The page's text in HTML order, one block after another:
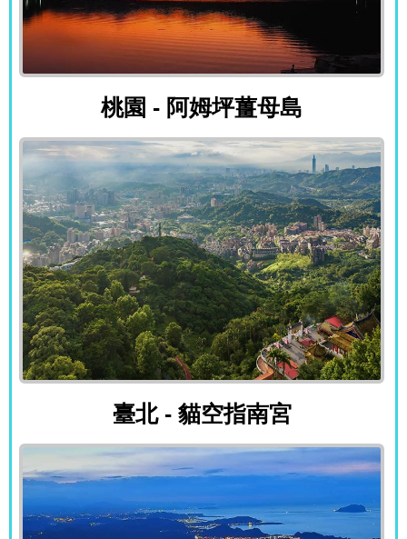
桃園 - 阿姆坪薑母島
桃園 - 阿姆坪薑母島
臺北 - 貓空指南宮
臺北 - 貓空指南宮